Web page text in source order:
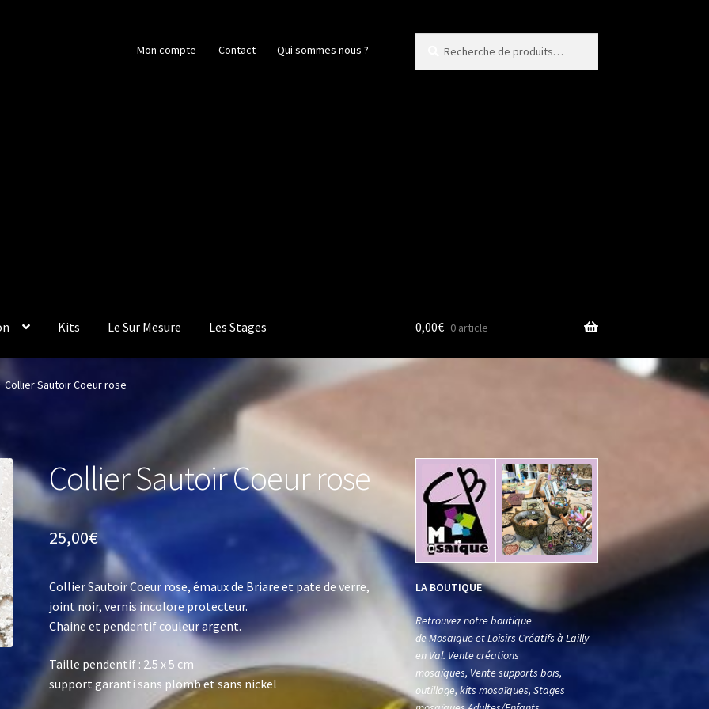
Mon compte Contact Qui sommes nous ?
Kits Le Sur Mesure Les Stages 0,00€ 0 article
Collier Sautoir Coeur rose
Collier Sautoir Coeur rose
25,00€
Collier Sautoir Coeur rose, émaux de Briare et pate de verre,
joint noir, vernis incolore protecteur.
Chaine et pendentif couleur argent.
Taille pendentif : 2.5 x 5 cm
support garanti sans plomb et sans nickel
LA BOUTIQUE
Retrouvez notre boutique
de Mosaïque et Loisirs Créatifs à Lailly
en Val. Vente créations
mosaïques, Vente supports bois,
outillage, kits mosaïques, Stages